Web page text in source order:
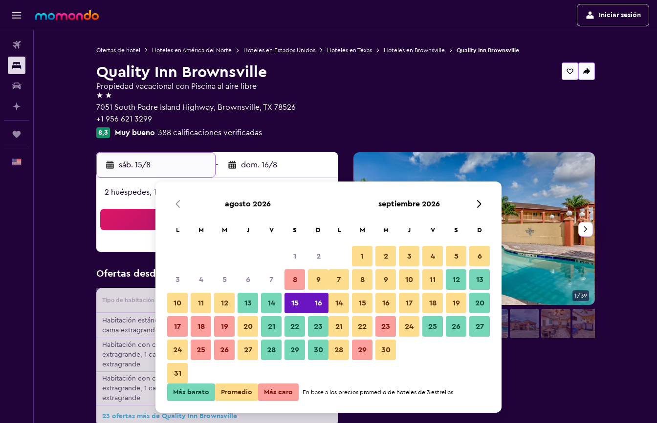
Iniciar sesión
Ofertas de hotel Hoteles en América del Norte Hoteles en Estados Unidos Hoteles en Texas Hoteles en Brownsville Quality Inn Brownsville
Quality Inn Brownsville
Propiedad vacacional con Piscina al aire libre
2 estrellas
7051 South Padre Island Highway, Brownsville, TX 78526
+1 956 621 3299
8,3 Muy bueno 388 calificaciones verificadas
sáb. 15/8 - dom. 16/8
2 huéspedes, 1 habitación
Ofertas desde Oferta más barata de precio por noche
Tipo de habitación Proveedor Total noche
Habitación estándar, 1
cama extragrande
$86 Ver oferta
Habitación con cama
extragrande, 1 cama
extragrande
$86
Habitación con cama
extragrande, 1 cama
extragrande
$87 Ver oferta
23 ofertas más de Quality Inn Brownsville
Piscina 1/39
Fotos
agosto 2026
L M M J V S D
1 2
3 4 5 6 7 8 9
10 11 12 13 14 15 16
17 18 19 20 21 22 23
24 25 26 27 28 29 30
31
septiembre 2026
L M M J V S D
1 2 3 4 5 6
7 8 9 10 11 12 13
14 15 16 17 18 19 20
21 22 23 24 25 26 27
28 29 30
Más barato Promedio Más caro En base a los precios promedio de hoteles de 3 estrellas